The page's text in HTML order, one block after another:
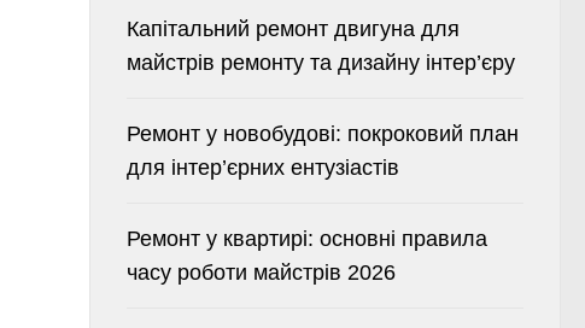
Капітальний ремонт двигуна для
майстрів ремонту та дизайну інтер’єру
Ремонт у новобудові: покроковий план
для інтер’єрних ентузіастів
Ремонт у квартирі: основні правила
часу роботи майстрів 2026